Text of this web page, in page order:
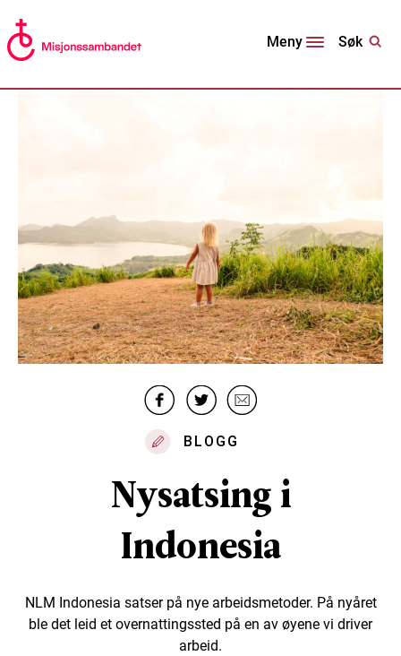
Meny Søk
BLOGG
Nysatsing i
Indonesia
NLM Indonesia satser på nye arbeidsmetoder. På nyåret
ble det leid et overnattingssted på en av øyene vi driver
arbeid.